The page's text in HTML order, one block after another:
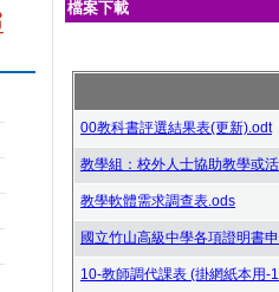
檔案下載
00教科書評選結果表(更新).odt
教學組：校外人士協助教學或
教學軟體需求調查表.ods
國立竹山高級中學各項證明書
10-教師調代課表 (掛網紙本用-